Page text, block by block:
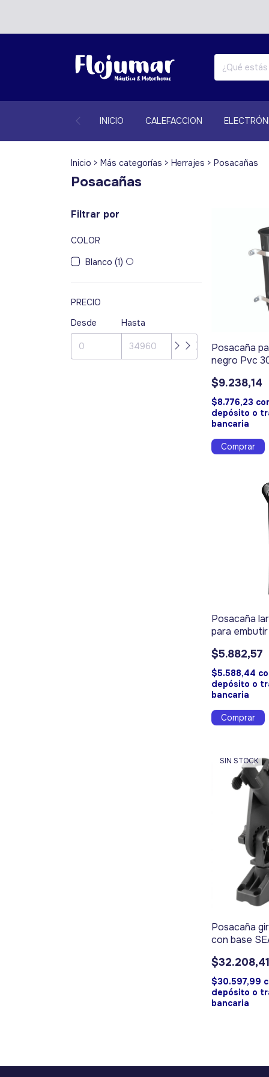
INICIO CALEFACCION
Inicio > Más categorías > Herrajes > Posacañas
Posacañas
Filtrar por
COLOR
Blanco (1)
PRECIO
Desde
Hasta
Posacaña
negro Pvc
$9.238,14
$8.776,23
depósito o
bancaria
Posacaña
para
$5.882,57
$5.588,44
depósito o
bancaria
SIN STOCK
Posacaña
con base
$30.597,99
depósito o
bancaria